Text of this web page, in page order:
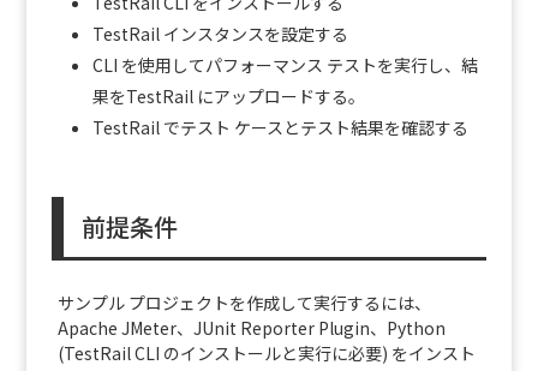
TestRail インスタンスを設定する
CLI を使用してパフォーマンス テストを実行し、結
果をTestRail にアップロードする。
TestRail でテスト ケースとテスト結果を確認する
前提条件
サンプル プロジェクトを作成して実行するには、
Apache JMeter、JUnit Reporter Plugin、Python
(TestRail CLI のインストールと実行に必要) をインスト